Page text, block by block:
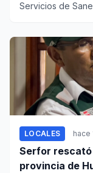
Servicios de
LOCALES hace
Serfor rescató
provincia de